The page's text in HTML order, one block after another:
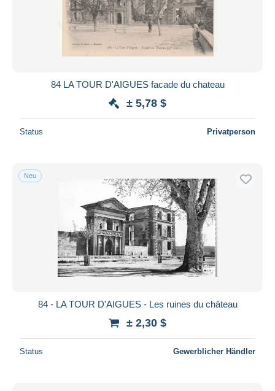
84 LA TOUR D'AIGUES facade du chateau
± 5,78 $
Status Privatperson
Neu
84 - LA TOUR D'AIGUES - Les ruines du château
± 2,30 $
Status Gewerblicher Händler